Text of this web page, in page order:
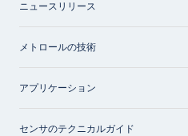
ニュースリリース
メトロールの技術
アプリケーション
センサのテクニカルガイド